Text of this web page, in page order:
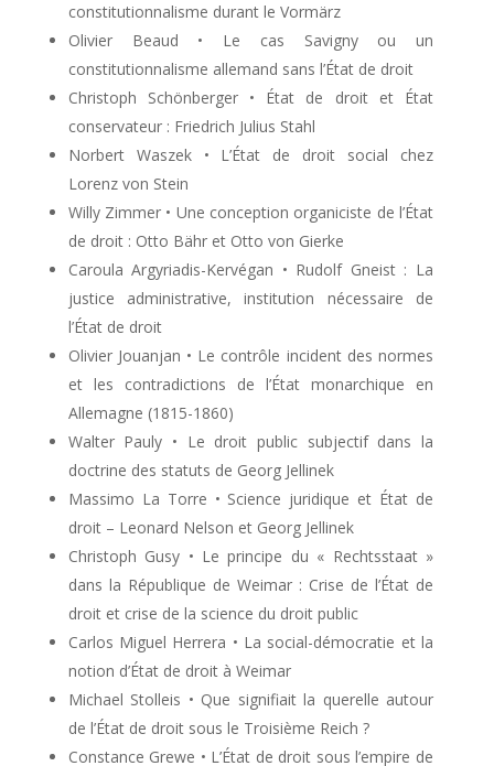
constitutionnalisme durant le Vormärz
Olivier Beaud • Le cas Savigny ou un
constitutionnalisme allemand sans l’État de droit
Christoph Schönberger • État de droit et État
conservateur : Friedrich Julius Stahl
Norbert Waszek • L’État de droit social chez
Lorenz von Stein
Willy Zimmer • Une conception organiciste de l’État
de droit : Otto Bähr et Otto von Gierke
Caroula Argyriadis-Kervégan • Rudolf Gneist : La
justice administrative, institution nécessaire de
l’État de droit
Olivier Jouanjan • Le contrôle incident des normes
et les contradictions de l’État monarchique en
Allemagne (1815-1860)
Walter Pauly • Le droit public subjectif dans la
doctrine des statuts de Georg Jellinek
Massimo La Torre • Science juridique et État de
droit – Leonard Nelson et Georg Jellinek
Christoph Gusy • Le principe du « Rechtsstaat »
dans la République de Weimar : Crise de l’État de
droit et crise de la science du droit public
Carlos Miguel Herrera • La social-démocratie et la
notion d’État de droit à Weimar
Michael Stolleis • Que signifiait la querelle autour
de l’État de droit sous le Troisième Reich ?
Constance Grewe • L’État de droit sous l’empire de